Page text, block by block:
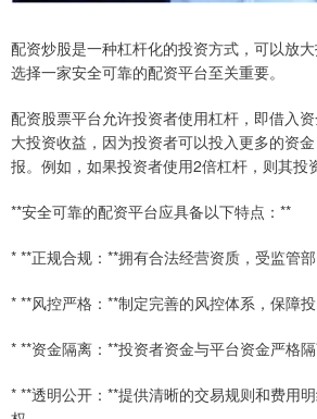
配资炒股是一种杠杆化的投资方式，可以放
选择一家安全可靠的配资平台至关重要。
配资股票平台允许投资者使用杠杆，即借入
大投资收益，因为投资者可以投入更多的资
报。例如，如果投资者使用2倍杠杆，则其投
**安全可靠的配资平台应具备以下特点：**
* **正规合规：**拥有合法经营资质，受监管部
* **风控严格：**制定完善的风控体系，保障投
* **资金隔离：**投资者资金与平台资金严格隔
* **透明公开：**提供清晰的交易规则和费用